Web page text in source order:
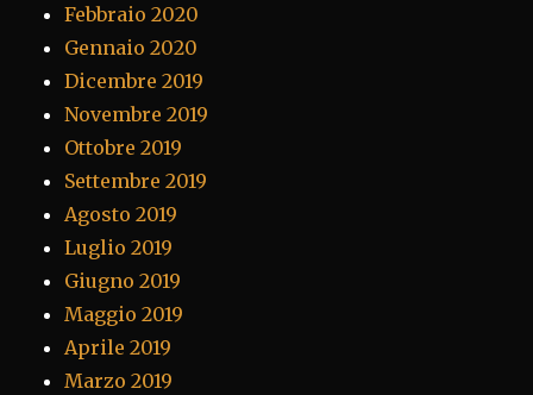
Febbraio 2020
Gennaio 2020
Dicembre 2019
Novembre 2019
Ottobre 2019
Settembre 2019
Agosto 2019
Luglio 2019
Giugno 2019
Maggio 2019
Aprile 2019
Marzo 2019